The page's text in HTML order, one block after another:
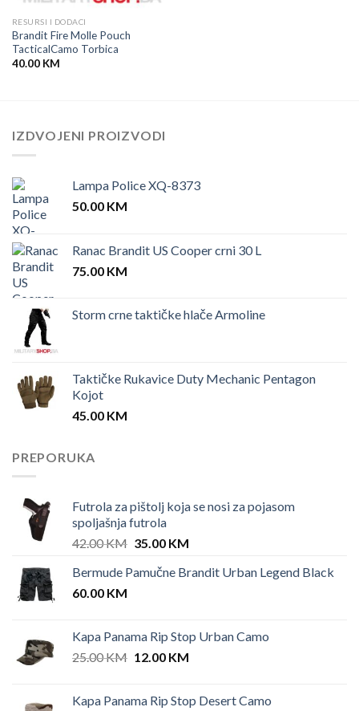
RESURSI I DODACI
Brandit Fire Molle Pouch
TacticalCamo Torbica
40.00 KM
IZDVOJENI PROIZVODI
Lampa Police XQ-8373
50.00 KM
Ranac Brandit US Cooper crni 30 L
75.00 KM
Storm crne taktičke hlače Armoline
Taktičke Rukavice Duty Mechanic Pentagon
Kojot
45.00 KM
PREPORUKA
Futrola za pištolj koja se nosi za pojasom
spoljašnja futrola
42.00KM Original
was:
35.00 KMCurrent
is:
Bermude Pamučne Brandit Urban Legend Black
60.00 KM
Kapa Panama Rip Stop Urban Camo
25.00KM Original
25.00 KM.
12.00 KMCurrent
12.00 KM.
Kapa Panama Rip Stop Desert Camo